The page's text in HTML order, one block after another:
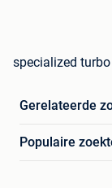
specialized
Gerelateerde
Populaire